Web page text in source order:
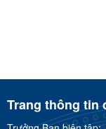
Trang thông tin